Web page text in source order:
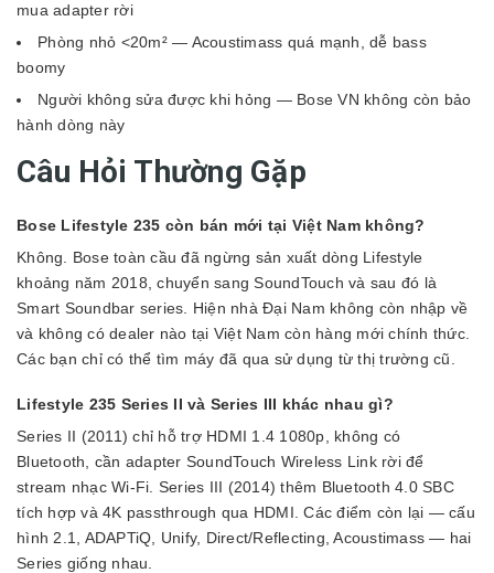
mua adapter rời
Phòng nhỏ <20m² — Acoustimass quá mạnh, dễ bass
boomy
Người không sửa được khi hỏng — Bose VN không còn bảo
hành dòng này
Câu Hỏi Thường Gặp
Bose Lifestyle 235 còn bán mới tại Việt Nam không?
Không. Bose toàn cầu đã ngừng sản xuất dòng Lifestyle
khoảng năm 2018, chuyển sang SoundTouch và sau đó là
Smart Soundbar series. Hiện nhà Đại Nam không còn nhập về
và không có dealer nào tại Việt Nam còn hàng mới chính thức.
Các bạn chỉ có thể tìm máy đã qua sử dụng từ thị trường cũ.
Lifestyle 235 Series II và Series III khác nhau gì?
Series II (2011) chỉ hỗ trợ HDMI 1.4 1080p, không có
Bluetooth, cần adapter SoundTouch Wireless Link rời để
stream nhạc Wi-Fi. Series III (2014) thêm Bluetooth 4.0 SBC
tích hợp và 4K passthrough qua HDMI. Các điểm còn lại — cấu
hình 2.1, ADAPTiQ, Unify, Direct/Reflecting, Acoustimass — hai
Series giống nhau.